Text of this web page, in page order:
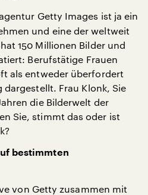
Getty Images ist ja ein
und eine der weltweit
150 Millionen Bilder und
Berufstätige Frauen
als entweder überfordert
Frau Klonk, Sie
die Bilderwelt der
Sie, stimmt das oder ist
bestimmten
von Getty zusammen mit